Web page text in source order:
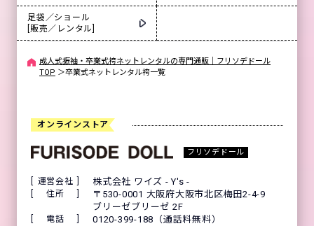
足袋／ショール
[販売／レンタル]
成人式振袖・卒業式袴ネットレンタルの専門通販｜フリソデドール
TOP ＞卒業式ネットレンタル袴一覧
オンラインストア
フリソデドール
運営会社 株式会社 ワイズ - Y's -
住所
〒530-0001 大阪府大阪市北区梅田2-4-9
ブリーゼブリーゼ 2F
電話
0120-399-188（通話料無料）